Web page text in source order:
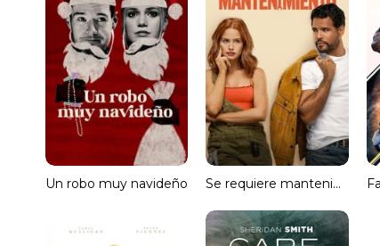
Un robo muy navideño Se requiere mantenimiento